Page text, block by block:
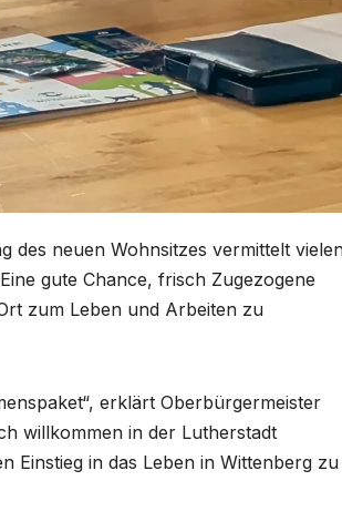
des neuen Wohnsitzes vermittelt
gute Chance, frisch Zugezogene
zum Leben und Arbeiten zu
erklärt Oberbürgermeister
willkommen in der Lutherstadt
Einstieg in das Leben in Wittenberg zu